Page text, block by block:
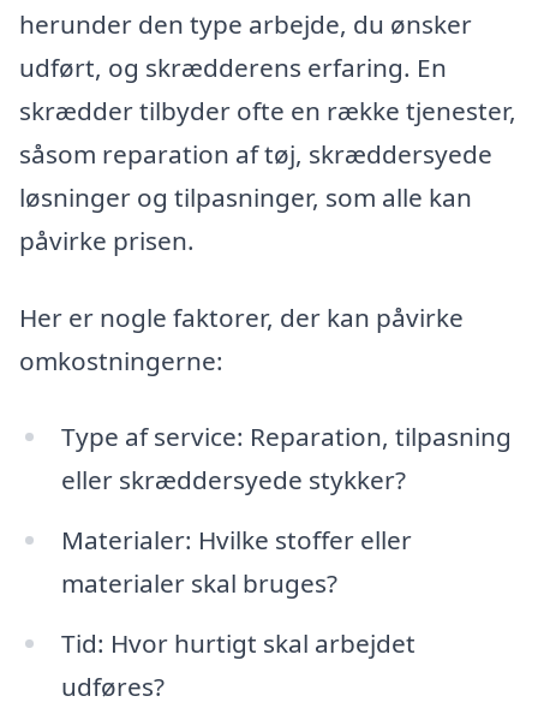
herunder den type arbejde, du ønsker
udført, og skrædderens erfaring. En
skrædder tilbyder ofte en række tjenester,
såsom reparation af tøj, skræddersyede
løsninger og tilpasninger, som alle kan
påvirke prisen.
Her er nogle faktorer, der kan påvirke
omkostningerne:
Type af service: Reparation, tilpasning
eller skræddersyede stykker?
Materialer: Hvilke stoffer eller
materialer skal bruges?
Tid: Hvor hurtigt skal arbejdet
udføres?